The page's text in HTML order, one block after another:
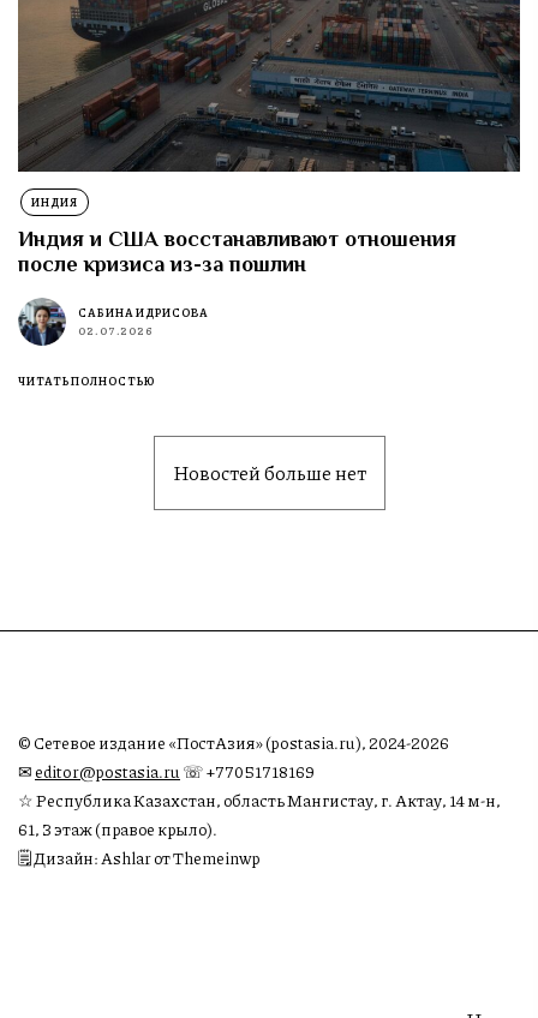
ИНДИЯ
Индия и США восстанавливают отношения
после кризиса из-за пошлин
САБИНА ИДРИСОВА
02.07.2026
ЧИТАТЬ ПОЛНОСТЬЮ
Новостей больше нет
© Сетевое издание «ПостАзия» (postasia.ru), 2024-2026
✉︎editor@postasia.ru ☏ +77051718169
☆ Республика Казахстан, область Мангистау, г. Актау, 14 м-н,
61, 3 этаж (правое крыло).
🗒 Дизайн: Ashlar от Themeinwp